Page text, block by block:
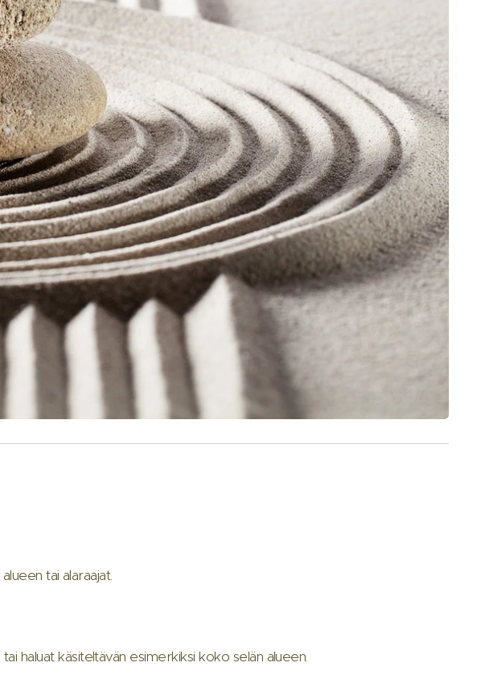
tai alaraajat.
haluat käsiteltävän esimerkiksi koko selän alueen.